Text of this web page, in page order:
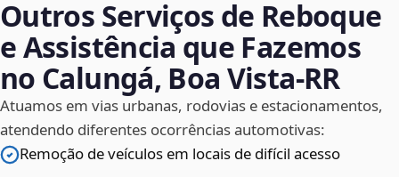
Outros Serviços de Reboque
e Assistência que Fazemos
no Calungá, Boa Vista‑RR
Atuamos em vias urbanas, rodovias e estacionamentos,
atendendo diferentes ocorrências automotivas:
Remoção de veículos em locais de difícil acesso